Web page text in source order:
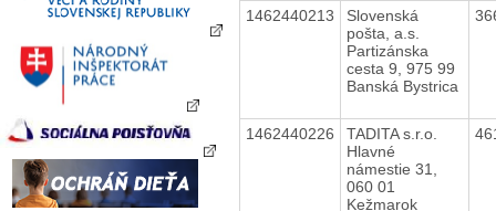
1462440213
Slovenská
pošta, a.s.
Partizánska
cesta 9, 975 99
Banská Bystrica
1462440226
TADITA s.r.o.
Hlavné
námestie 31,
060 01
Kežmarok